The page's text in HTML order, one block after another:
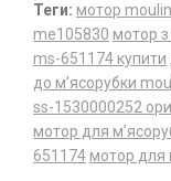
Теги: мотор
me105830 мотор
ms-651174 купити
до м’ясорубки
ss-1530000252
мотор для
651174 мотор для